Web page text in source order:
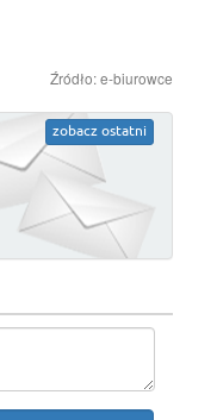
Źródło: e-biurowce
zobacz ostatni